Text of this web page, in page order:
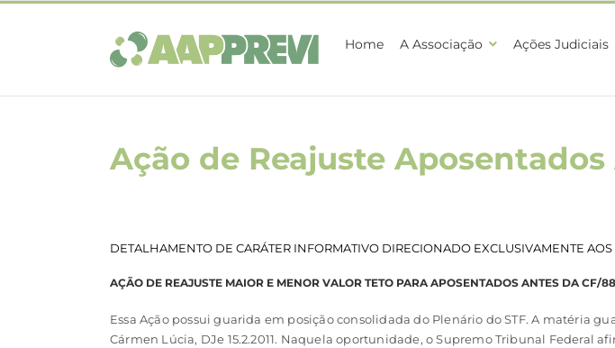
Home A Associação Ações Judiciais
Ação de Reajuste
DETALHAMENTO DE CARÁTER INFORMATIVO DIRECIONADO EXCLUSIVAMENTE
AÇÃO DE REAJUSTE MAIOR E MENOR VALOR TETO PARA APOSENTADOS ANTES DA CF/88
Essa Ação possui guarida em posição consolidada do Plenário do STF. A matéria
Cármen Lúcia, DJe 15.2.2011. Naquela oportunidade, o Supremo Tribunal Federal